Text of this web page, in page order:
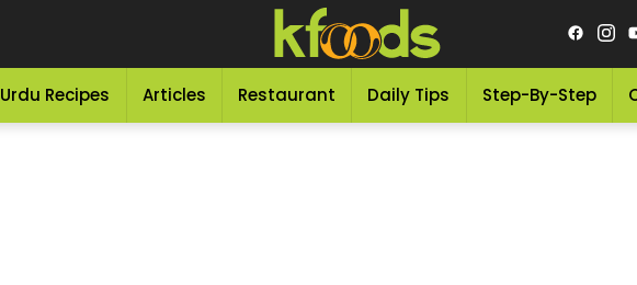
Urdu Recipes Articles Restaurant Daily Tips Step-By-Step